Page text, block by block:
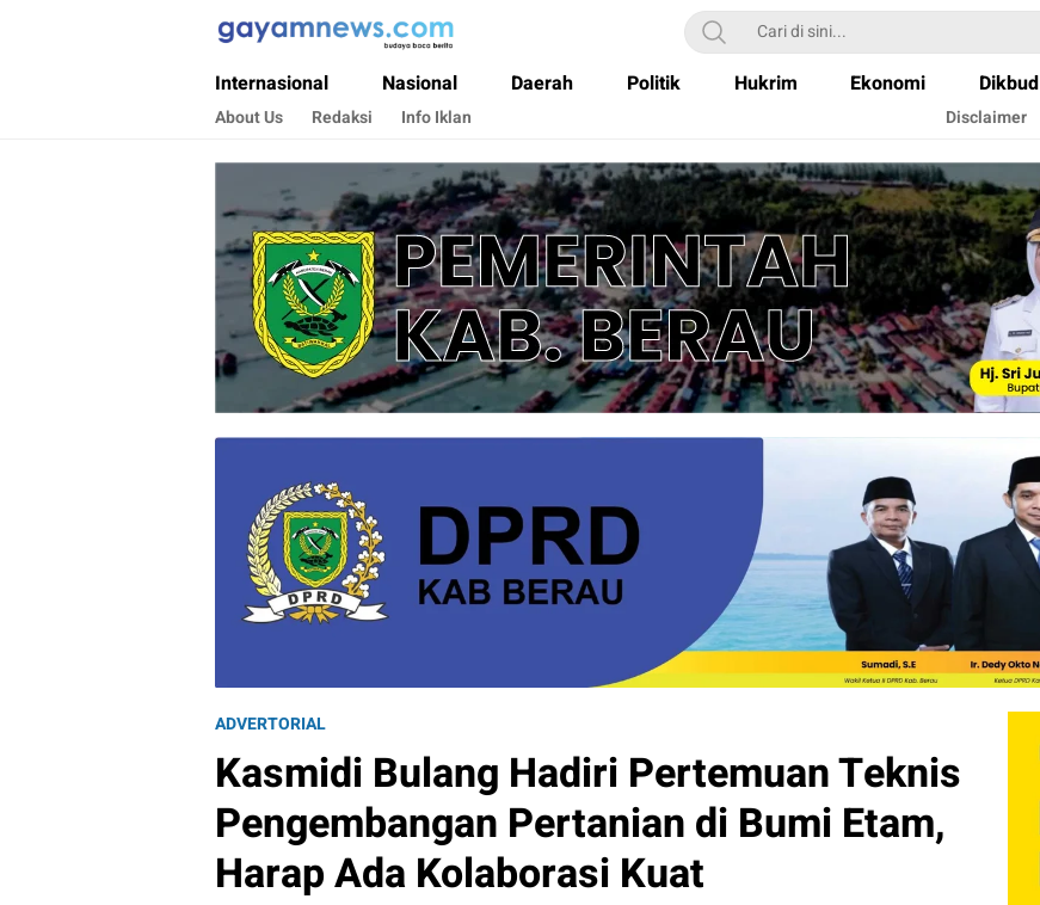
Gayamnews.com
Budaya Baca Berita
Internasional Nasional Daerah Politik Hukrim Ekonomi Dikbud
About Us Redaksi Info Iklan Disclaimer
ADVERTORIAL
Kasmidi Bulang Hadiri Pertemuan Teknis
Pengembangan Pertanian di Bumi Etam,
Harap Ada Kolaborasi Kuat